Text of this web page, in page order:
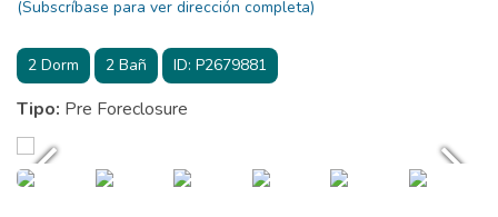
(Subscríbase para ver dirección completa)
2 Dorm 2 Bañ ID: P2679881
Tipo: Pre Foreclosure